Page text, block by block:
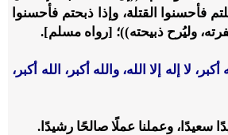
فأحسنوا القتلة، وإذا ذبحتم فأحسنوا
وليُرح ذبيحته))؛ [رواه مسلم].
أكبر، لا إله إلا الله، والله أكبر، الله أكبر،
سعيدًا، وعملنا عملًا صالحًا رشيدًا.